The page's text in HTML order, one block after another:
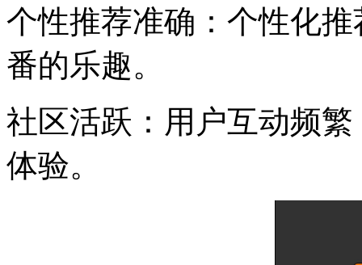
个性推荐准确：个性化
番的乐趣。
社区活跃：用户互动频
体验。